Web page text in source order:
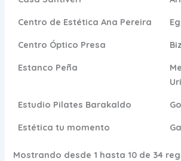
Centro de Estética Ana Pereira
Centro Óptico Presa
Estanco Peña
Estudio Pilates Barakaldo
Estética tu momento
Mostrando desde 1 hasta 10 de 34